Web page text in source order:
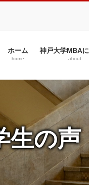
ホーム
home
神戸大学MBA
about
生の声